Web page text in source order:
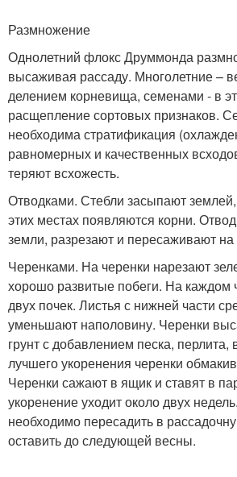
Размножение
Однолетний флокс Друммонда
высаживая рассаду. Многолетние –
делением корневища, семенами - в
расщепление сортовых признаков.
необходима стратификация
равномерных и качественных
теряют всхожесть.
Отводками. Стебли засыпают
этих местах появляются корни.
земли, разрезают и пересаживают
Черенками. На черенки нарезают
хорошо развитые побеги. На каждом
двух почек. Листья с нижней части
уменьшают наполовину. Черенки
грунт с добавлением песка, перлита,
лучшего укоренения черенки
Черенки сажают в ящик и ставят в
укоренение уходит около двух
необходимо пересадить в
оставить до следующей весны.